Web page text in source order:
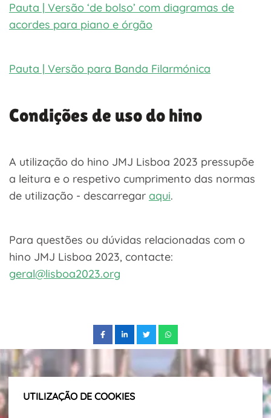
Pauta | Versão ‘de bolso’ com diagramas de
acordes para piano e órgão
Pauta | Versão para Banda Filarmónica
Condições de uso do hino
A utilização do hino JMJ Lisboa 2023 pressupõe
a leitura e o respetivo cumprimento das normas
de utilização - descarregar aqui.
Para questões ou dúvidas relacionadas com o
hino JMJ Lisboa 2023, contacte:
geral@lisboa2023.org
UTILIZAÇÃO DE COOKIES